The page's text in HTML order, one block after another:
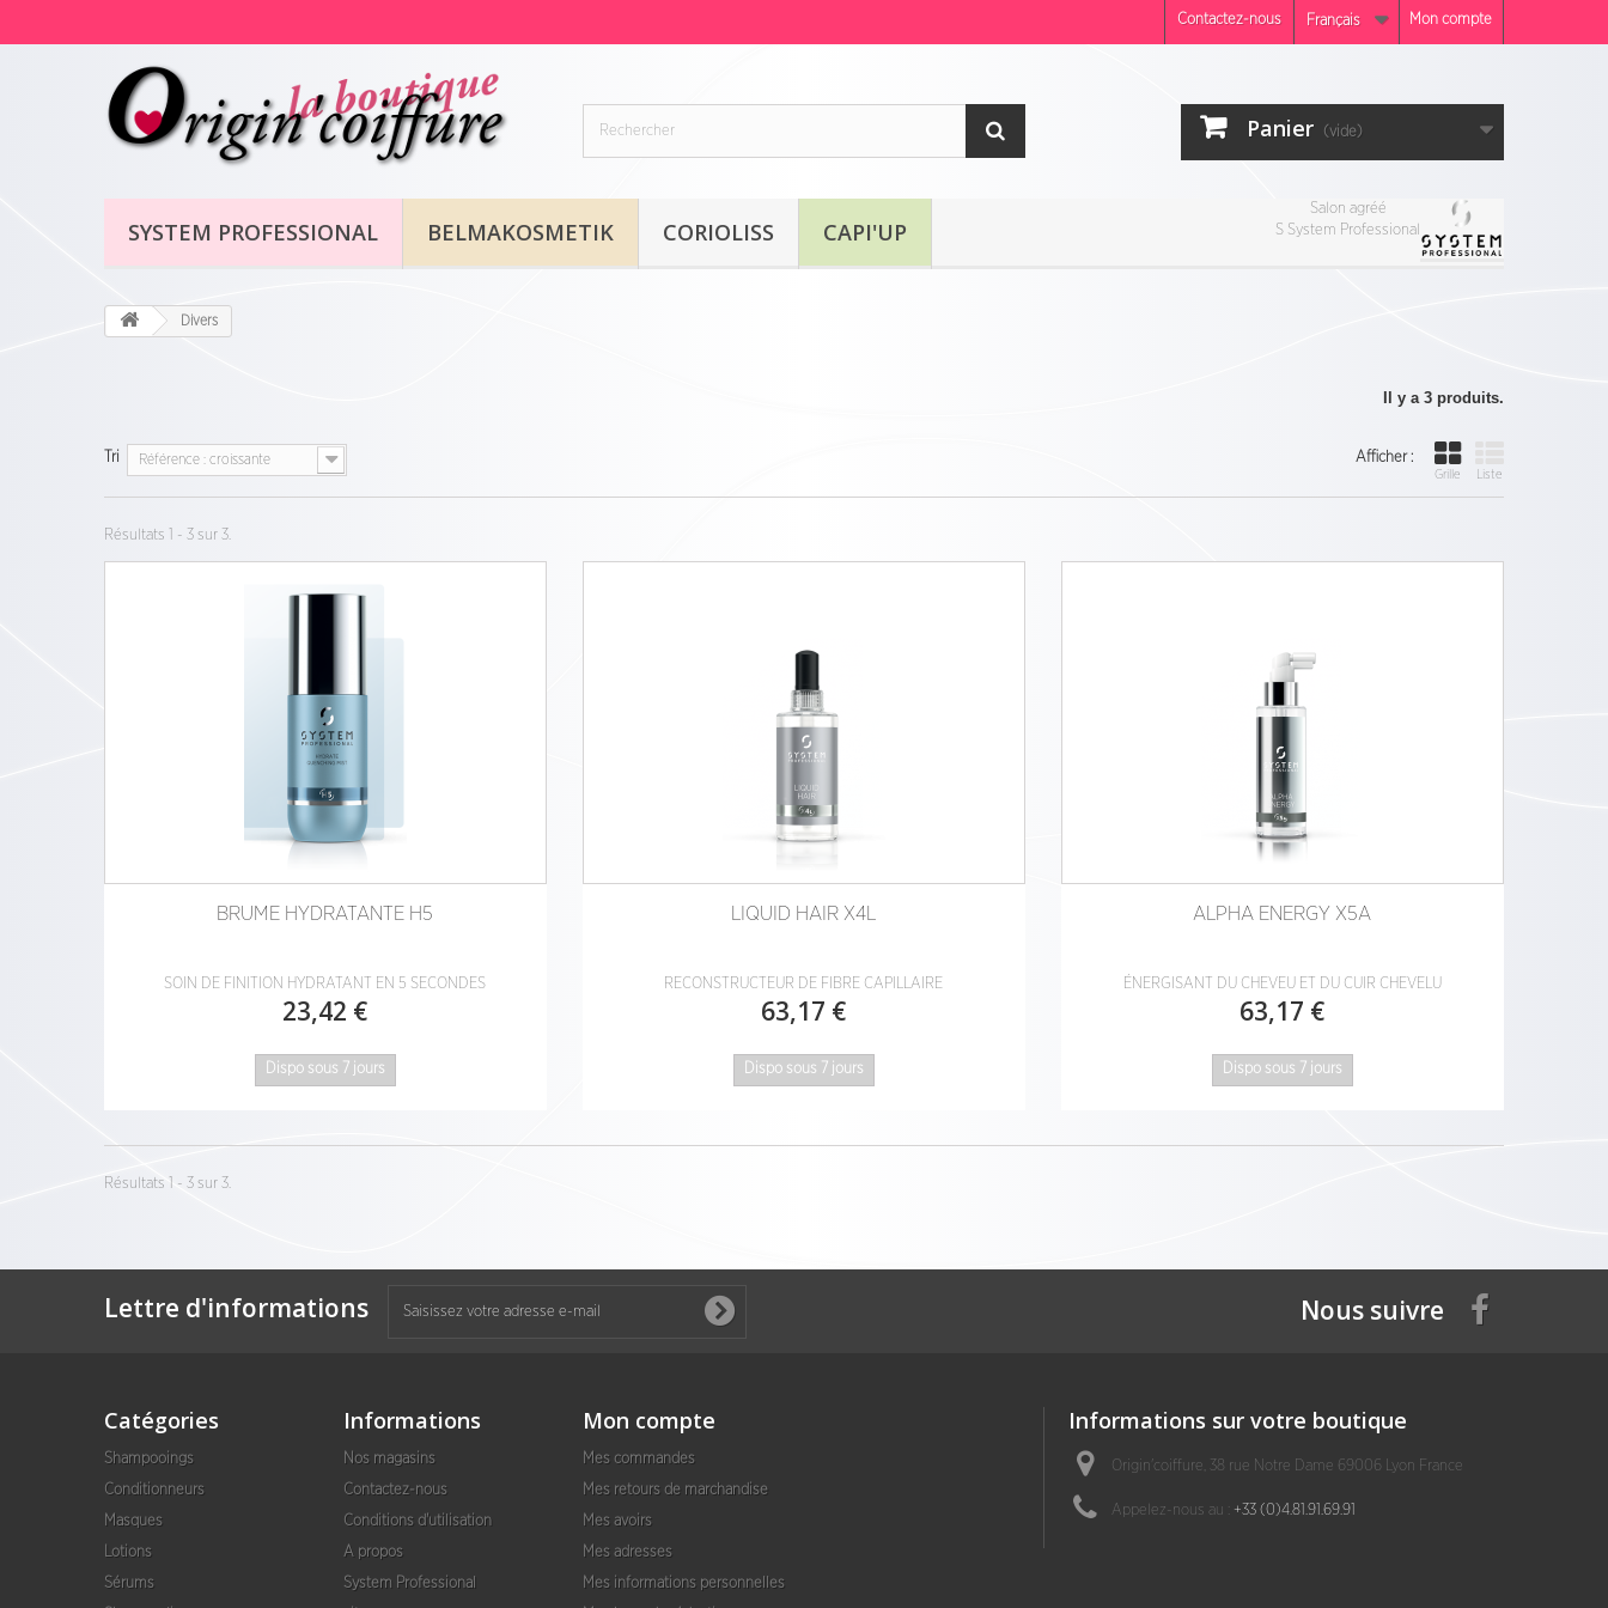
Mon compte
Français
Contactez-nous
Panier (vide)
SYSTEM PROFESSIONAL BELMAKOSMETIK CORIOLISS CAPI'UP
Salon agréé
S System Professional
Divers
Il y a 3 produits.
Afficher :
Grille Liste
Tri Référence : croissante
Résultats 1 - 3 sur 3.
BRUME HYDRATANTE H5
SOIN DE FINITION HYDRATANT EN 5 SECONDES
23,42 €
Dispo sous 7 jours
LIQUID HAIR X4L
RECONSTRUCTEUR DE FIBRE CAPILLAIRE
63,17 €
Dispo sous 7 jours
ALPHA ENERGY X5A
ÉNERGISANT DU CHEVEU ET DU CUIR CHEVELU
63,17 €
Dispo sous 7 jours
Résultats 1 - 3 sur 3.
Lettre d'informations Nous suivre
Catégories
Shampooings
Conditionneurs
Masques
Lotions
Sérums
Informations
Nos magasins
Contactez-nous
Conditions d'utilisation
A propos
System Professional
Mon compte
Mes commandes
Mes retours de marchandise
Mes avoirs
Mes adresses
Mes informations personnelles
Informations sur votre boutique
Origin'coiffure, 38 rue Notre Dame 69006 Lyon France
Appelez-nous au : +33 (0)4.81.91.69.91